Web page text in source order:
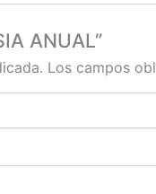
ANUAL”
Los campos